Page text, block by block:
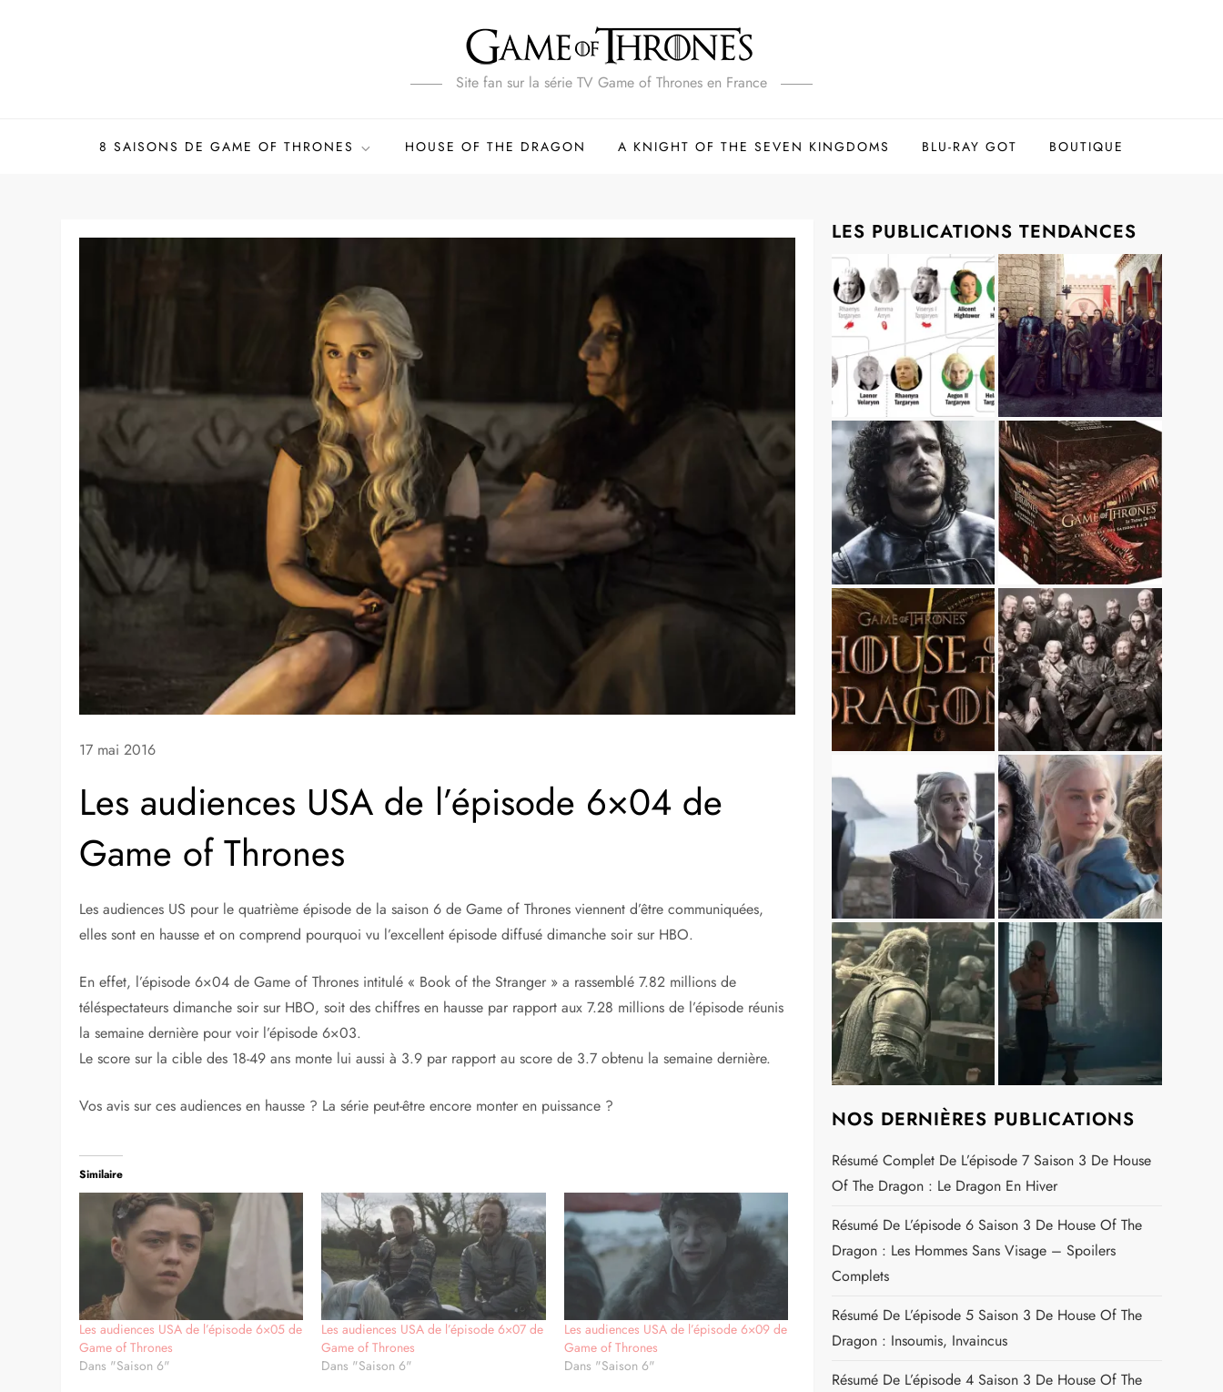
Site fan sur la série TV Game of Thrones en France
8 SAISONS DE GAME OF THRONES HOUSE OF THE DRAGON A KNIGHT OF THE SEVEN KINGDOMS BLU-RAY GOT BOUTIQUE
17 mai 2016
Les audiences USA de l’épisode 6×04 de
Game of Thrones
Les audiences US pour le quatrième épisode de la saison 6 de Game of Thrones viennent d’être communiquées,
elles sont en hausse et on comprend pourquoi vu l’excellent épisode diffusé dimanche soir sur HBO.
En effet, l’épisode 6×04 de Game of Thrones intitulé « Book of the Stranger » a rassemblé 7.82 millions de
téléspectateurs dimanche soir sur HBO, soit des chiffres en hausse par rapport aux 7.28 millions de l’épisode réunis
la semaine dernière pour voir l’épisode 6×03.
Le score sur la cible des 18-49 ans monte lui aussi à 3.9 par rapport au score de 3.7 obtenu la semaine dernière.
Vos avis sur ces audiences en hausse ? La série peut-être encore monter en puissance ?
Similaire
Les audiences USA de l’épisode 6×05 de
Game of Thrones
Dans "Saison 6"
Les audiences USA de l’épisode 6×07 de
Game of Thrones
Dans "Saison 6"
Les audiences USA de l’épisode 6×09 de
Game of Thrones
Dans "Saison 6"
LES PUBLICATIONS TENDANCES
NOS DERNIÈRES PUBLICATIONS
Résumé Complet De L’épisode 7 Saison 3 De House
Of The Dragon : Le Dragon En Hiver
Résumé De L’épisode 6 Saison 3 De House Of The
Dragon : Les Hommes Sans Visage – Spoilers
Complets
Résumé De L’épisode 5 Saison 3 De House Of The
Dragon : Insoumis, Invaincus
Résumé De L’épisode 4 Saison 3 De House Of The